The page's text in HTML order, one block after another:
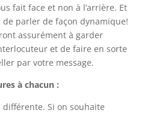
fait face et non à l’arrière. Et
de parler de façon dynamique!
assurément à garder
et de faire en sorte
par votre message.
à chacun :
Si on souhaite